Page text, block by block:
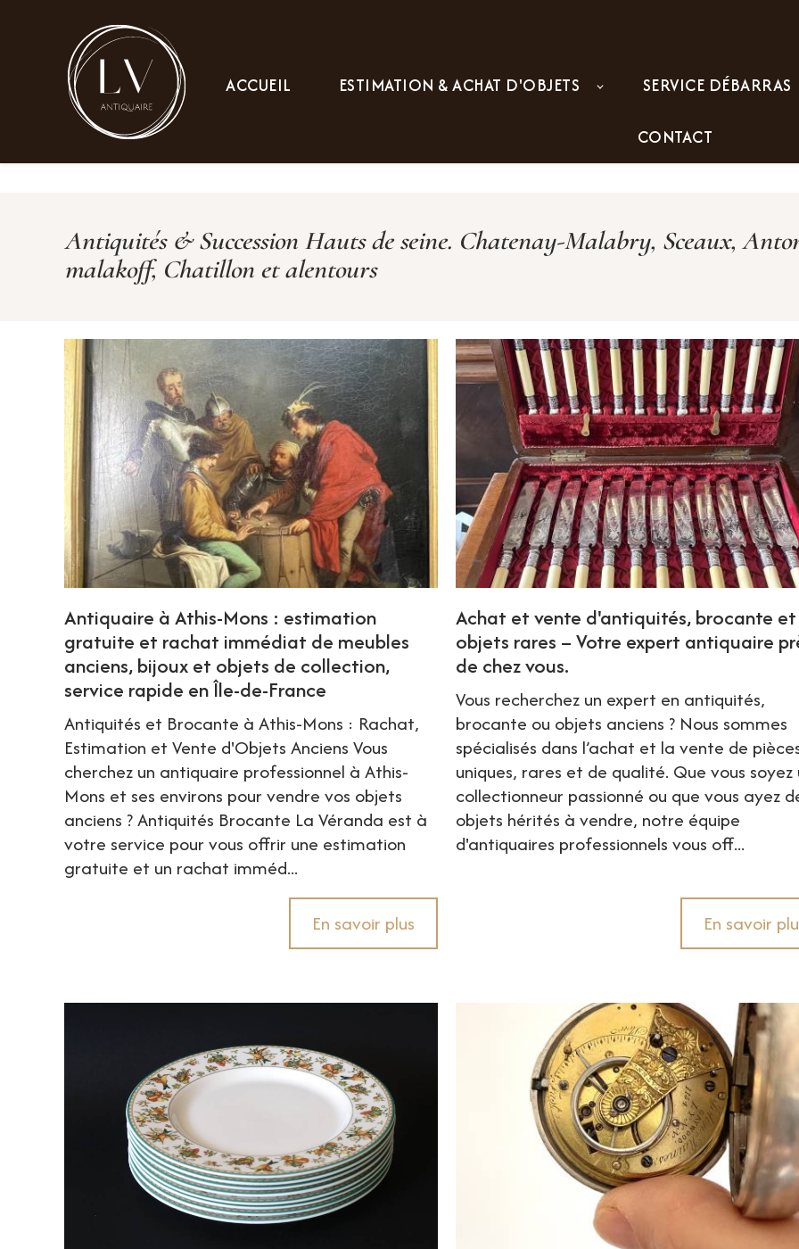
ACCUEIL ESTIMATION & ACHAT D'OBJETS SERVICE DÉBARRAS
CONTACT
Antiquités & Succession Hauts de seine. Chatenay-Malabry, Sceaux,
malakoff, Chatillon et alentours
Antiquaire à Athis-Mons : estimation
gratuite et rachat immédiat de meubles
anciens, bijoux et objets de collection,
service rapide en Île-de-France
Antiquités et Brocante à Athis-Mons : Rachat,
Estimation et Vente d'Objets Anciens Vous
cherchez un antiquaire professionnel à Athis-
Mons et ses environs pour vendre vos objets
anciens ? Antiquités Brocante La Véranda est à
votre service pour vous offrir une estimation
gratuite et un rachat imméd...
En savoir plus
Achat et vente d'antiquités, brocante et
objets rares – Votre expert antiquaire
de chez vous.
Vous recherchez un expert en antiquités,
brocante ou objets anciens ? Nous sommes
spécialisés dans l’achat et la vente de
uniques, rares et de qualité. Que vous soyez
collectionneur passionné ou que vous ayez
objets hérités à vendre, notre équipe
d'antiquaires professionnels vous off...
En savoir